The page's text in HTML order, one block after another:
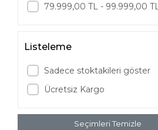
79.999,00 TL - 99.999,00 TL
Listeleme
Sadece stoktakileri göster
Ücretsiz Kargo
Seçimleri Temizle